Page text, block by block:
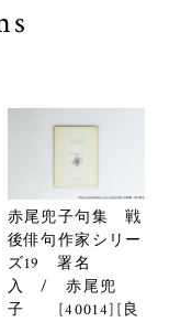
赤尾兜子句集 戦
後俳句作家シリー
ズ19 署名
入 / 赤尾兜
子 [40014][良